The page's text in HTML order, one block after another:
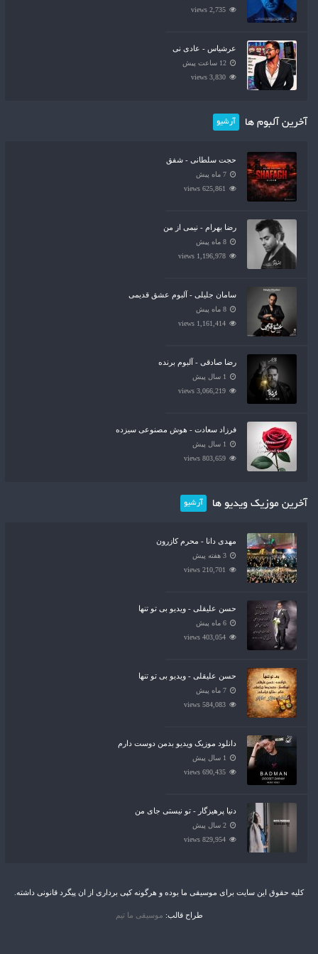
2,735 views
عرشیاس - عادی نی
12 ساعت پیش
3,830 views
آخرین آلبوم ها آرشیو
حجت سلطانی - شفق
7 ماه پیش
625,861 views
رضا بهرام - نیمی از من
8 ماه پیش
1,196,978 views
سامان جلیلی - آلبوم عشق قدیمی
8 ماه پیش
1,161,414 views
رضا صادقی - آلبوم برنده
1 سال پیش
3,066,219 views
فرزاد سعادت - هوش مصنوعی سیزده
1 سال پیش
803,659 views
آخرین موزیک ویدیو ها آرشیو
مهدی دانا - محرم کازرون
3 هفته پیش
210,701 views
حسن علیقلی - ویدیو بی تو تنها
6 ماه پیش
403,054 views
حسن علیقلی - ویدیو بی تو تنها
7 ماه پیش
584,083 views
دانلود موزیک ویدیو بدمن دوست دارم
1 سال پیش
690,435 views
دنیا پرهیزگار - تو نیستی جای من
2 سال پیش
829,954 views
کلیه حقوق این سایت برای موسیقی ما بوده و هرگونه کپی برداری از ان پیگرد قانونی داشته.
طراح قالب: موسیقی ما تیم